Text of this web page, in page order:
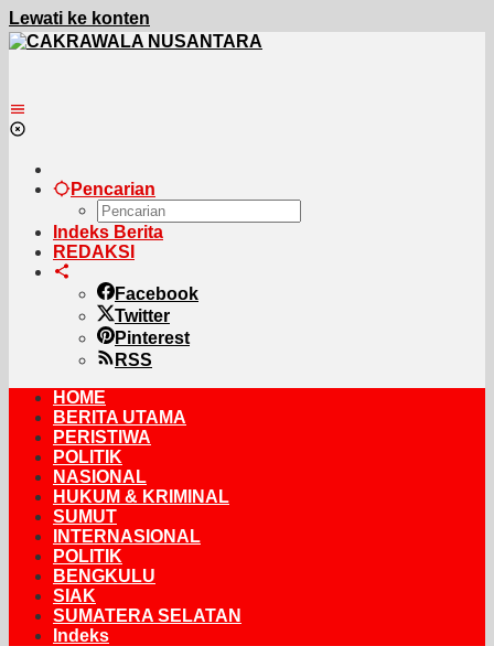
Lewati ke konten
Pencarian
Indeks Berita
REDAKSI
Facebook
Twitter
Pinterest
RSS
HOME
BERITA UTAMA
PERISTIWA
POLITIK
NASIONAL
HUKUM & KRIMINAL
SUMUT
INTERNASIONAL
POLITIK
BENGKULU
SIAK
SUMATERA SELATAN
Indeks